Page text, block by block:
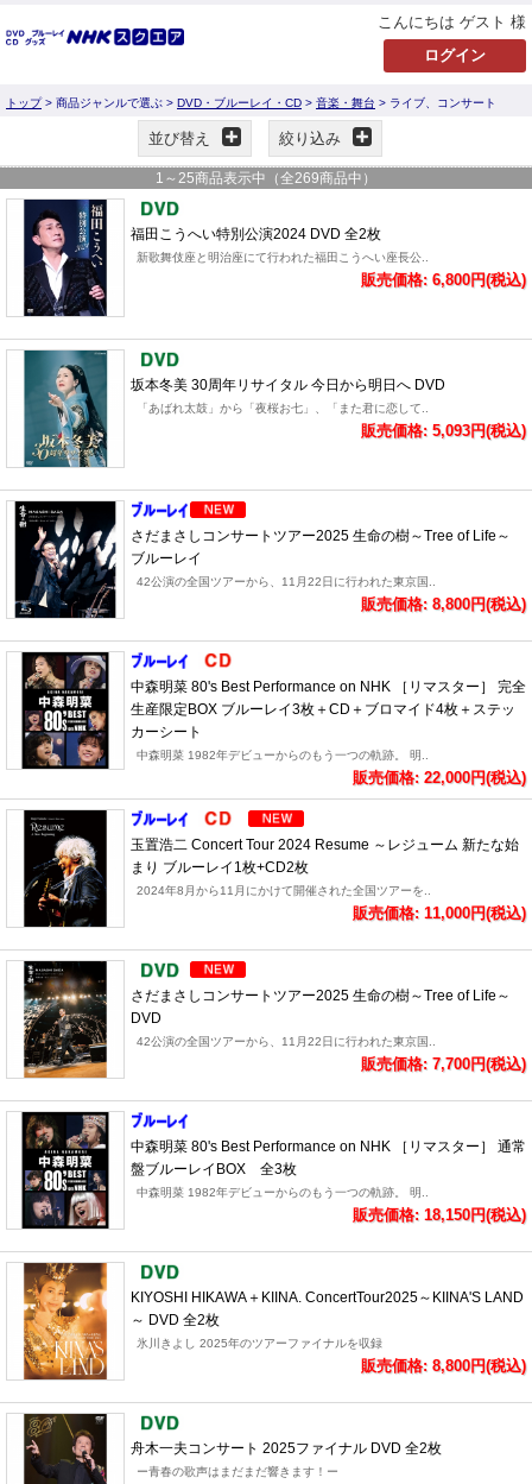
こんにちは ゲスト 様
トップ> 商品ジャンルで選ぶ > DVD・ブルーレイ・CD > 音楽・舞台 > ライブ、コンサート
並び替え 絞り込み
1 ～ 25商品表示中（全269商品中）
福田こうへい特別公演2024 DVD 全2枚
新歌舞伎座と明治座にて行われた福田こうへい座長公..
販売価格: 6,800円(税込)
坂本冬美 30周年リサイタル 今日から明日へ DVD
「あばれ太鼓」から「夜桜お七」、「また君に恋して..
販売価格: 5,093円(税込)
さだまさしコンサートツアー2025 生命の樹～Tree of Life～
ブルーレイ
42公演の全国ツアーから、11月22日に行われた東京国..
販売価格: 8,800円(税込)
中森明菜 80's Best Performance on NHK ［リマスター］ 完全
生産限定BOX ブルーレイ3枚＋CD＋ブロマイド4枚＋ステッ
カーシート
中森明菜 1982年デビューからのもう一つの軌跡。 明..
販売価格: 22,000円(税込)
玉置浩二 Concert Tour 2024 Resume ～レジューム 新たな始
まり ブルーレイ1枚+CD2枚
2024年8月から11月にかけて開催された全国ツアーを..
販売価格: 11,000円(税込)
さだまさしコンサートツアー2025 生命の樹～Tree of Life～
DVD
42公演の全国ツアーから、11月22日に行われた東京国..
販売価格: 7,700円(税込)
中森明菜 80's Best Performance on NHK ［リマスター］ 通常
盤ブルーレイBOX 全3枚
中森明菜 1982年デビューからのもう一つの軌跡。 明..
販売価格: 18,150円(税込)
KIYOSHI HIKAWA＋KIINA. ConcertTour2025～KIINA'S LAND
～ DVD 全2枚
氷川きよし 2025年のツアーファイナルを収録
販売価格: 8,800円(税込)
舟木一夫コンサート 2025ファイナル DVD 全2枚
ー青春の歌声はまだまだ響きます！ー